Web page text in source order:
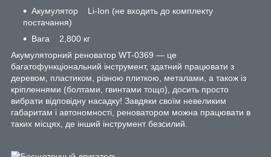
Акумулятор Li-Ion (не входить до комплекту
постачання)
Вага 2,800 кг
Акумуляторний реноватор WT-0369 — це
багатофункціональний інструмент, здатний працювати з
деревом, пластиком, різною плиткою, металами, а також із
кріпленнями (болтами, гвинтами тощо), досить просто
вибрати відповідну насадку! Завдяки своїм невеликим
габаритам і автономності, реноватором можна працювати в
таких місцях, де інший інструмент безсилий.